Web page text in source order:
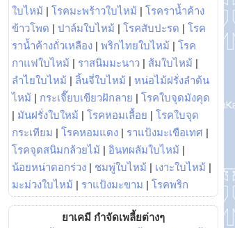
ใบไหม้ | โรคมะพร้าวใบไหม้ | โรคราน้ำค้าง
ข้าวโพด | ปาล์มใบไหม้ | โรคสับปะรด | โรค
ราน้ำค้างถั่วเหลือง | พริกไทยใบไหม้ | โรค
กาแฟใบไหม้ | ราสนิมมะนาว | ส้มใบไหม้ |
ลำไยใบไหม้ | ลิ้นจี่ใบไหม้ | หน่อไม้ฝรั่งลำต้น
ไหม้ | กระเจี๊ยบเขียวฝักลาย | โรคใบจุดมังคุด
| มันฝรั่งใบใหม้ | โรคหอมเลื้อย | โรคใบจุด
กระเทียม | โรคหอมแดง | ราแป้งมะเขือเทศ |
โรคจุดสนิมกล้วยไม้ | อินทผลัมใบไหม้ |
น้อยหน่าดอกร่วง | ชมพู่ใบไหม้ | เงาะใบไหม้ |
มะม่วงใบไหม้ | ราแป้งมะขาม | โรคพริก
ยาเคมี กำจัดเพลี้ยต่างๆ